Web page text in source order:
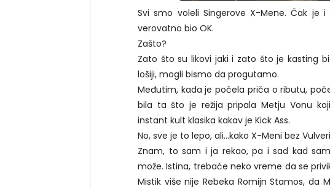
Svi smo voleli Singerove X-Mene. Čak
verovatno bio OK.
Zašto?
Zato što su likovi jaki i zato što je kasting
lošiji, mogli bismo da progutamo.
Međutim, kada je počela priča o ributu,
bila ta što je režija pripala Metju Vonu
instant kult klasika kakav je Kick Ass.
No, sve je to lepo, ali...kako X-Meni bez
Znam, to sam i ja rekao, pa i sad kad
može. Istina, trebaće neko vreme da se
Mistik više nije Rebeka Romijn Stamos, da